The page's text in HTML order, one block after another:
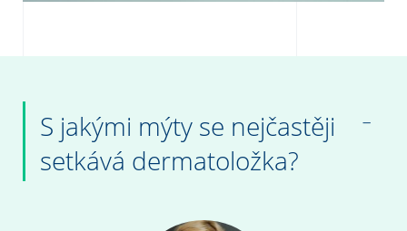
S jakými mýty se nejčastěji
setkává dermatoložka?